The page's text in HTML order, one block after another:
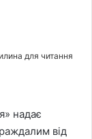
для читання
надає
від